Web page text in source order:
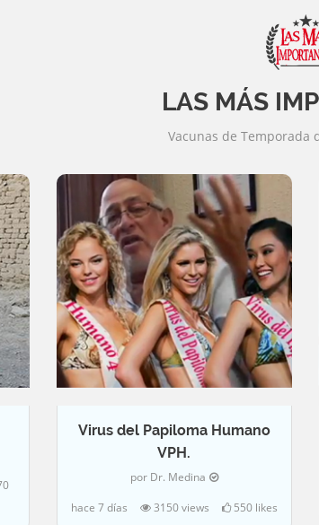
LAS MÁS
Vacunas de Temporada
Virus del Papiloma Humano
VPH.
por Dr. Medina
hace 7 días
3150 views 550 likes